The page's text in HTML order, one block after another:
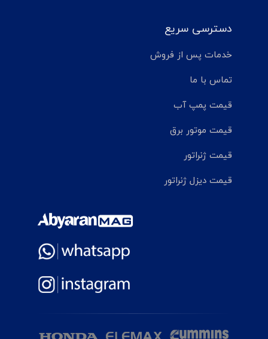
دسترسی سریع
خدمات پس از فروش
تماس با ما
قیمت پمپ آب
قیمت موتور برق
قیمت ژنراتور
قیمت دیزل ژنراتور